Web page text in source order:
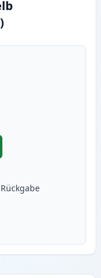
Brother LC900Y gelb